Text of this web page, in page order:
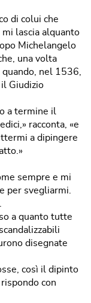
di colui che
lascia alquanto
Michelangelo
una volta
nel 1536,
il Giudizio
a termine il
racconta, «e
a dipingere
sempre e mi
per svegliarmi.
a quanto tutte
disegnate
così il dipinto
con